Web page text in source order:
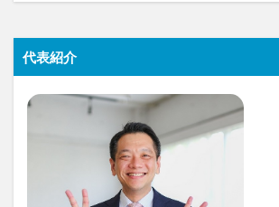
代表紹介